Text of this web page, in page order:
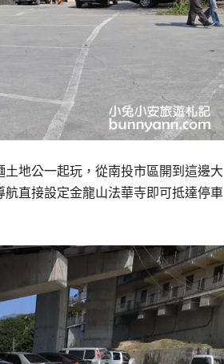
地公一起玩，從南投市區開到這邊大
直接設定金龍山法華寺即可抵達停車